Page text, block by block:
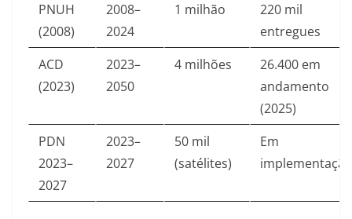
PNUH
(2008)
2008–
2024
1 milhão
220 mil
entregues
ACD
(2023)
2023–
2050
4 milhões
26.400 em
andamento
(2025)
PDN
2023–
2027
2023–
2027
50 mil
(satélites)
Em
implementação